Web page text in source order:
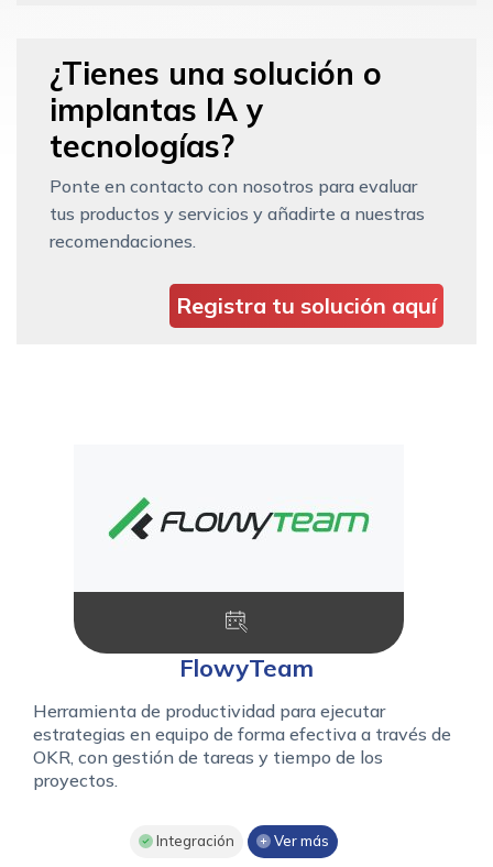
¿Tienes una solución o
implantas IA y
tecnologías?
Ponte en contacto con nosotros para evaluar
tus productos y servicios y añadirte a nuestras
recomendaciones.
Registra tu solución aquí
FlowyTeam
Herramienta de productividad para ejecutar
estrategias en equipo de forma efectiva a través de
OKR, con gestión de tareas y tiempo de los
proyectos.
Integración Ver más